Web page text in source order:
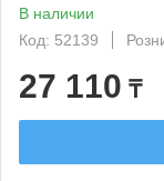
В наличии
Код: 52139
27 110 ₸